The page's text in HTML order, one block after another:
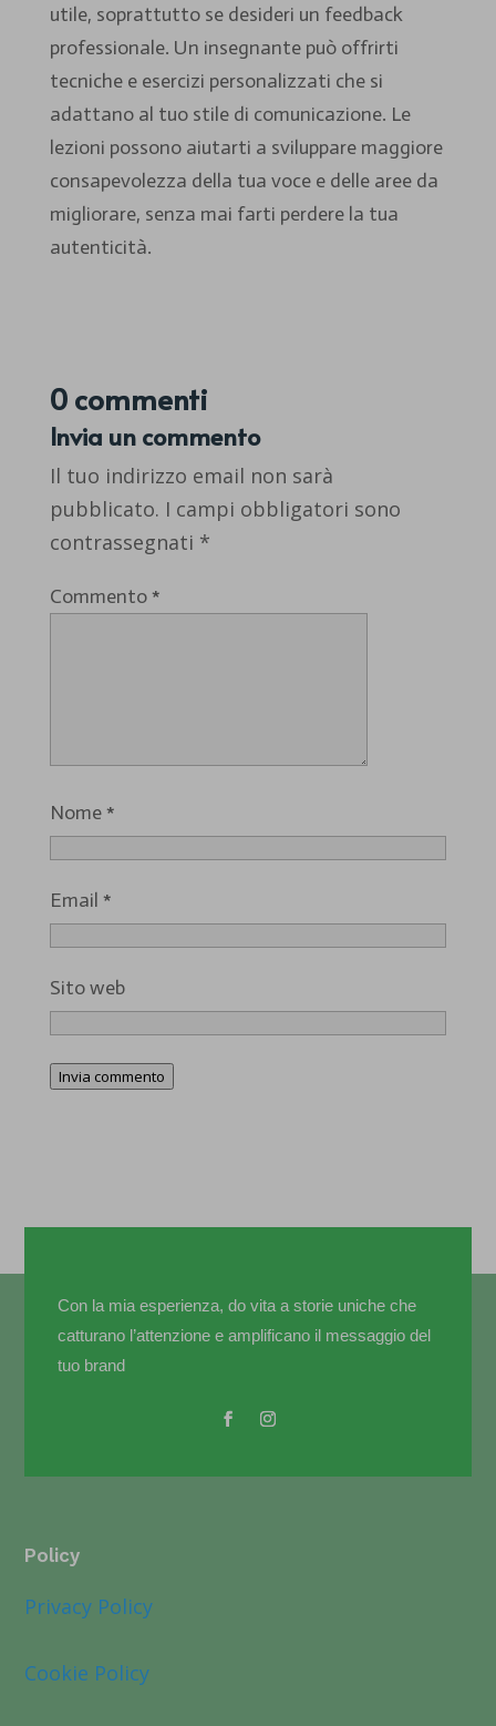
utile, soprattutto se desideri un feedback
professionale. Un insegnante può offrirti
tecniche e esercizi personalizzati che si
adattano al tuo stile di comunicazione. Le
lezioni possono aiutarti a sviluppare maggiore
consapevolezza della tua voce e delle aree da
migliorare, senza mai farti perdere la tua
autenticità.
0 commenti
Invia un commento
Il tuo indirizzo email non sarà
pubblicato. I campi obbligatori sono
contrassegnati *
Commento*
Nome*
Email *
Sito web
Invia commento
Con la mia esperienza, do vita a storie uniche che
catturano l’attenzione e amplificano il messaggio del
tuo brand
Policy
Privacy Policy
Cookie Policy